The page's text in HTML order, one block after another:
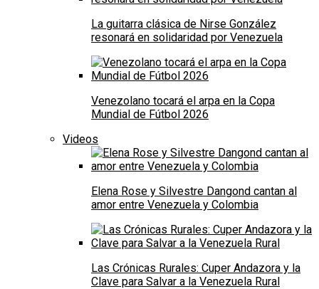
La guitarra clásica de Nirse González
resonará en solidaridad por Venezuela
Venezolano tocará el arpa en la Copa
Mundial de Fútbol 2026
Videos
Elena Rose y Silvestre Dangond cantan al
amor entre Venezuela y Colombia
Las Crónicas Rurales: Cuper Andazora y la
Clave para Salvar a la Venezuela Rural